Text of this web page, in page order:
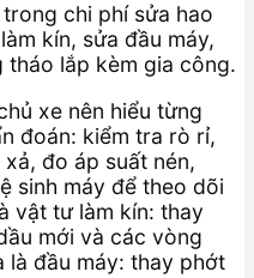
chi phí sửa hao
kín, sửa đầu máy,
tháo lắp kèm gia công.
xe nên hiểu từng
đoán: kiểm tra rò rỉ,
đo áp suất nén,
sinh máy để theo dõi
vật tư làm kín: thay
mới và các vòng
là đầu máy: thay phớt